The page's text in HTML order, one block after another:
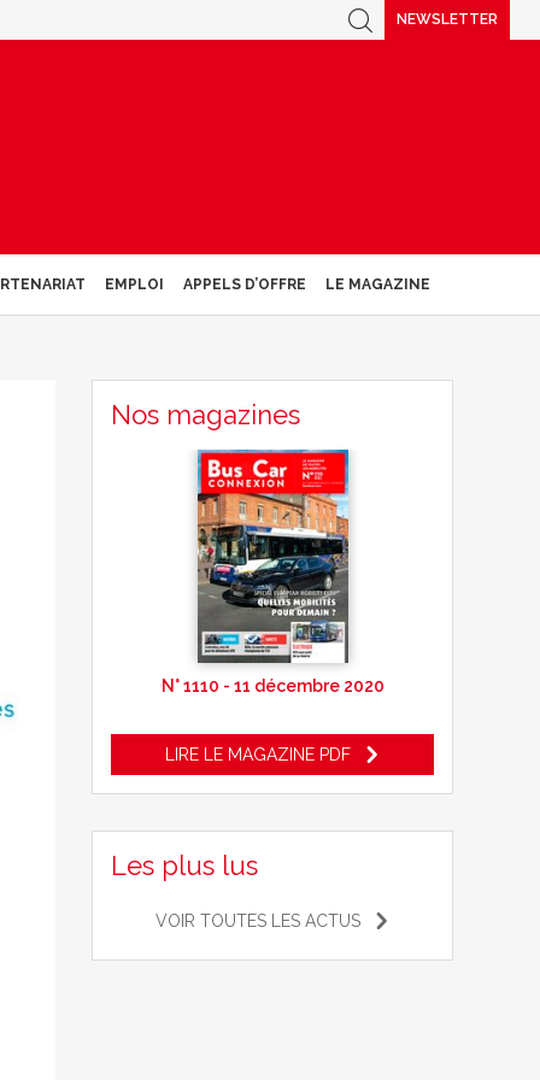
NEWSLETTER
EMPLOI APPELS D’OFFRE LE MAGAZINE
Nos magazines
N° 1110 - 11 décembre 2020
LIRE LE MAGAZINE PDF
Les plus lus
VOIR TOUTES LES ACTUS